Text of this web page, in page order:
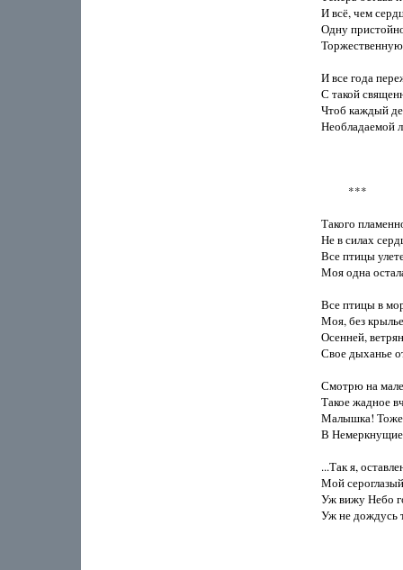
И всё, чем
Одну
И все года
С такой
Чтоб каждый
Необладаемой
          ***
Такого
Не в силах
Все птицы
Моя одна
Все птицы в
Моя, без
Осенней,
Свое дыханье
Смотрю на
Такое жадное
Малышка! Тоже
В
...Так я,
Мой
Уж вижу Небо
Уж не дождусь